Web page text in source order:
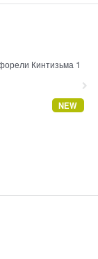
Кинтизьма 1
NEW